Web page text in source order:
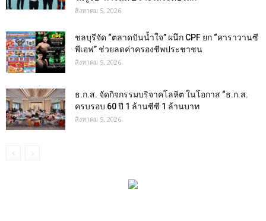
สิงหาคม 5, 2026
ชลบุรีจัด “ตลาดปันน้ำใจ” ผนึก CPF ยก “คาราวานซี
พีเอฟ” ช่วยลดค่าครองชีพประชาชน
สิงหาคม 5, 2026
ธ.ก.ส. จัดกิจกรรมบริจาคโลหิต ในโอกาส “ธ.ก.ส.
ครบรอบ 60 ปี 1 ล้านซีซี 1 ล้านบาท
สิงหาคม 5, 2026